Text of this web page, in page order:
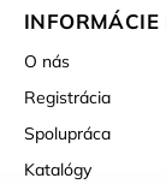
INFORMÁCIE
O nás
Registrácia
Spolupráca
Katalógy